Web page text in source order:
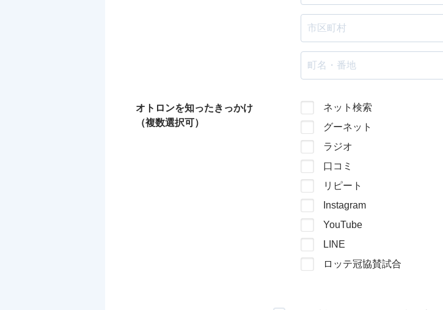
オトロンを知ったきっかけ
（複数選択可）
ネット検索
グーネット
ラジオ
口コミ
リピート
Instagram
YouTube
LINE
ロッテ冠協賛試合